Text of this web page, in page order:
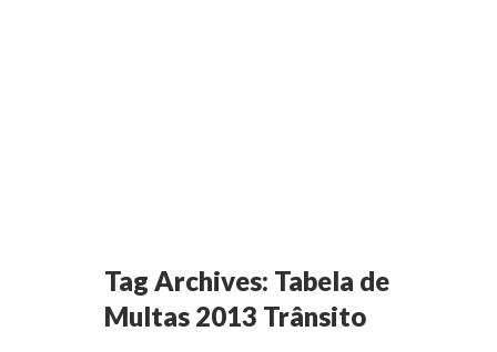
Tag Archives: Tabela de
Multas 2013 Trânsito